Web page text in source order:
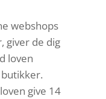
webshops
giver de dig
loven
give 14